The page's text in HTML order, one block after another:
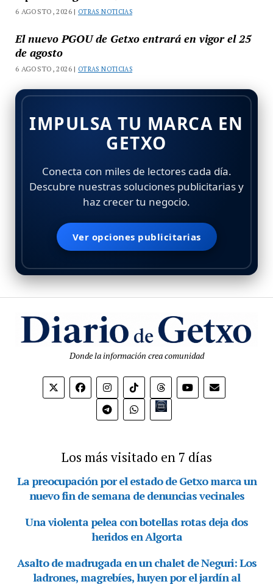
6 AGOSTO, 2026 | OTRAS NOTICIAS
El nuevo PGOU de Getxo entrará en vigor el 25
de agosto
6 AGOSTO, 2026 | OTRAS NOTICIAS
IMPULSA TU MARCA EN
GETXO
Conecta con miles de lectores cada día.
Descubre nuestras soluciones publicitarias y
haz crecer tu negocio.
Ver opciones publicitarias
Donde la información crea comunidad
Bio.link
Los más visitado en 7 días